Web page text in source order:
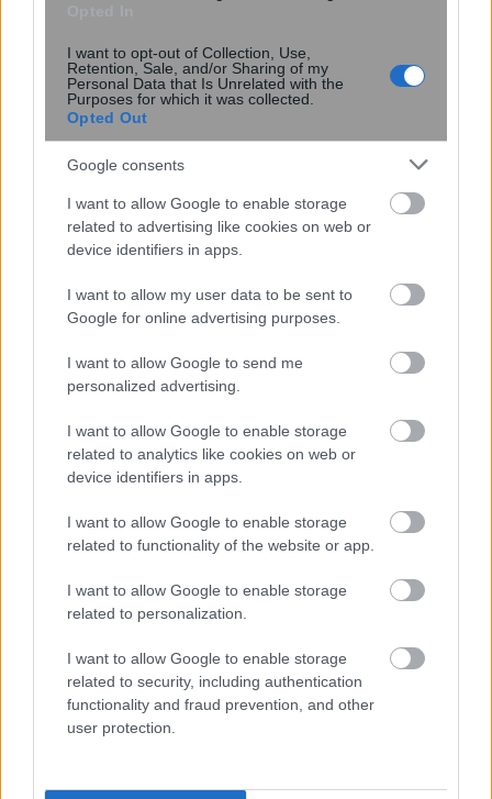
I want to opt-out of Collection, Use,
Retention, Sale, and/or Sharing of my
Personal Data that Is Unrelated with the
Purposes for which it was collected.
Opted Out
Google consents
I want to allow Google to enable storage
related to advertising like cookies on web or
device identifiers in apps.
I want to allow my user data to be sent to
Google for online advertising purposes.
I want to allow Google to send me
personalized advertising.
I want to allow Google to enable storage
related to analytics like cookies on web or
device identifiers in apps.
I want to allow Google to enable storage
related to functionality of the website or app.
I want to allow Google to enable storage
related to personalization.
I want to allow Google to enable storage
related to security, including authentication
functionality and fraud prevention, and other
user protection.
Εφαρμογές Android ενδέχεται να
χρηστών με διαφημιστές
ρεαλιστικές κβαντικές
προσομοιώσεις – Τι κερδίζει η Φυσική